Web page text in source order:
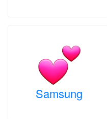
Samsung